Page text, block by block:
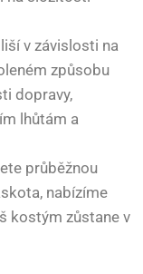
v závislosti na
způsobu
dopravy,
lhůtám a
průběžnou
nabízíme
kostým zůstane v